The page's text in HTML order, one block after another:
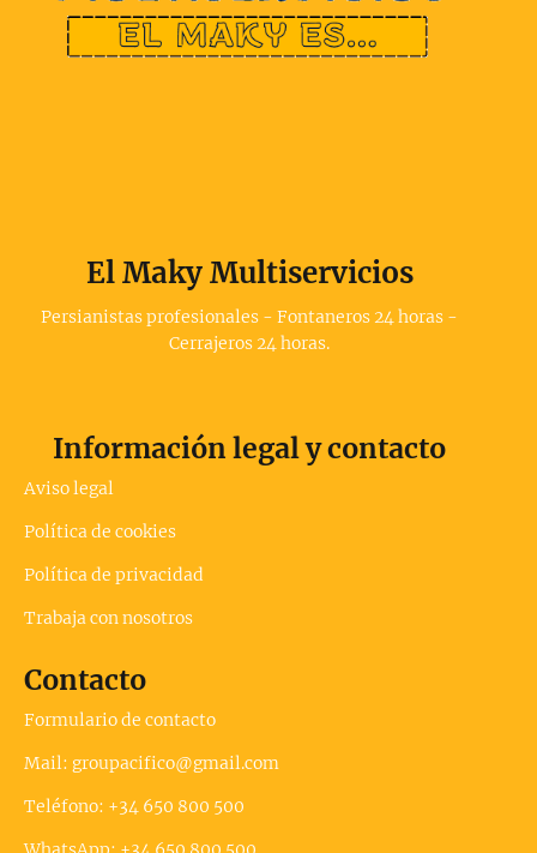
El Maky Multiservicios
Persianistas profesionales - Fontaneros 24 horas -
Cerrajeros 24 horas.
Información legal y contacto
Aviso legal
Política de cookies
Política de privacidad
Trabaja con nosotros
Contacto
Formulario de contacto
Mail: groupacifico@gmail.com
Teléfono: +34 650 800 500